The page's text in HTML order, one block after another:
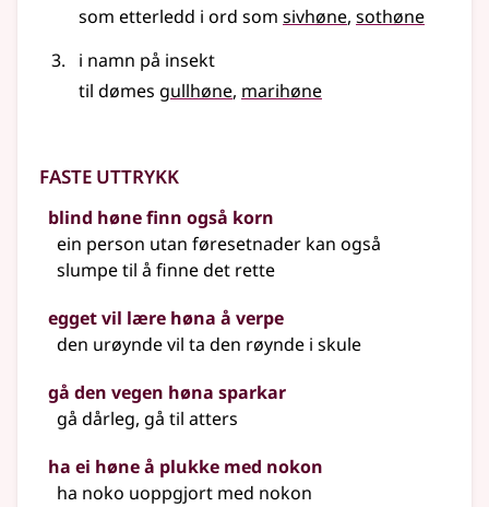
som etterledd i ord som sivhøne sothøne
i namn på insekt
til dømes gullhøne marihøne
Faste uttrykk
blind høne finn også korn
ein person utan føresetnader kan også
slumpe til å finne det rette
egget vil lære høna å verpe
den urøynde vil ta den røynde i skule
gå den vegen høna sparkar
gå dårleg, gå til atters
ha ei høne å plukke med nokon
ha noko uoppgjort med nokon